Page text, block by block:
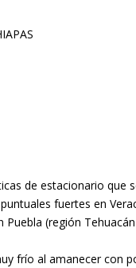
de estacionario que
fuertes en
(región
frío al amanecer con